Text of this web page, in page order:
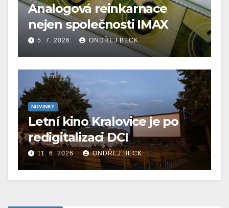
Analogová reinkarnace
nejen společnosti IMAX
5. 7. 2026 ONDŘEJ BECK
NOVINKY
Letní kino Kralovice je po
redigitalizaci DCI
11. 6. 2026 ONDŘEJ BECK